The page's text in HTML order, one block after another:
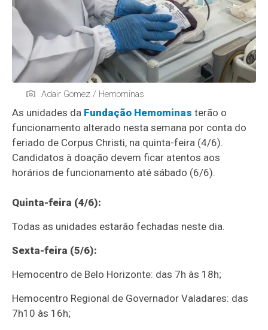
Adair Gomez / Hemominas
As unidades da Fundação Hemominas terão o
funcionamento alterado nesta semana por conta do
feriado de Corpus Christi, na quinta-feira (4/6).
Candidatos à doação devem ficar atentos aos
horários de funcionamento até sábado (6/6).
Quinta-feira (4/6):
Todas as unidades estarão fechadas neste dia.
Sexta-feira (5/6):
Hemocentro de Belo Horizonte: das 7h às 18h;
Hemocentro Regional de Governador Valadares: das
7h10 às 16h;